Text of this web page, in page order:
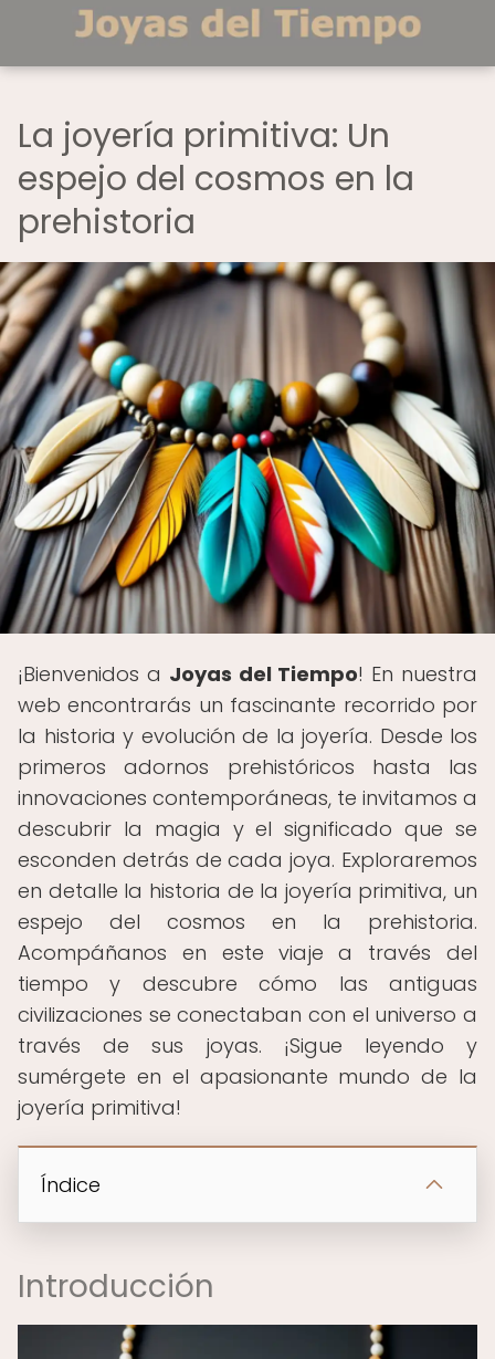
La joyería primitiva: Un
espejo del cosmos en la
prehistoria
¡Bienvenidos a Joyas del Tiempo! En nuestra
web encontrarás un fascinante recorrido por
la historia y evolución de la joyería. Desde los
primeros adornos prehistóricos hasta las
innovaciones contemporáneas, te invitamos a
descubrir la magia y el significado que se
esconden detrás de cada joya. Exploraremos
en detalle la historia de la joyería primitiva, un
espejo del cosmos en la prehistoria.
Acompáñanos en este viaje a través del
tiempo y descubre cómo las antiguas
civilizaciones se conectaban con el universo a
través de sus joyas. ¡Sigue leyendo y
sumérgete en el apasionante mundo de la
joyería primitiva!
Índice
Introducción